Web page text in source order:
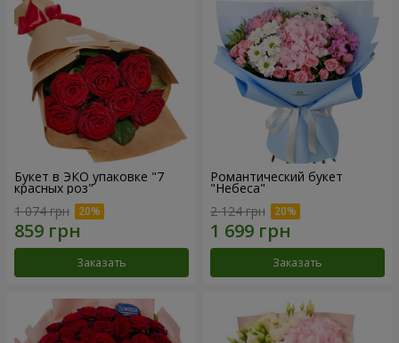
Букет в ЭКО упаковке "7
красных роз"
1 074 грн
Заказать
Романтический букет
"Небеса"
2 124 грн
Заказать